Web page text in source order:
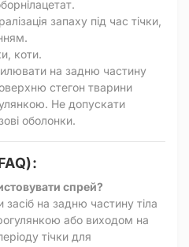
запаху під час тічки,
коти.
на задню частину
стегон тварини
Не допускати
оболонки.
спрей?
на задню частину тіла
або виходом на
тічки для